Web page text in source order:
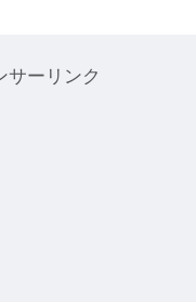
サーリンク